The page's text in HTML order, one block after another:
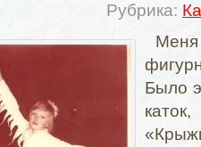
Рубрика:
Было